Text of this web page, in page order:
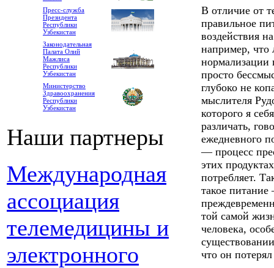
Пресс-служба
Президента
Республики
Узбекистан
Законодательная
Палата Олий
Мажлиса
Республики
Узбекистан
Министерство
Здравоохранения
Республики
Узбекистан
Наши партнеры
Международная
ассоциация
телемедицины и
электронного
В отличие от
правильное
воздействия
например, что
нормализации
просто
глубоко не
мыслителя
которого я
различать,
ежедневного
— процесс
этих
потребляет.
такое
той самой
человека,
что он